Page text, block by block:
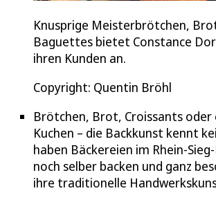
Knusprige Meisterbrötchen,
Baguettes bietet Constance
ihren Kunden an.
Copyright: Quentin Bröhl
Brötchen, Brot, Croissants oder
Kuchen – die Backkunst kennt
haben Bäckereien im Rhein-
noch selber backen und ganz
ihre traditionelle